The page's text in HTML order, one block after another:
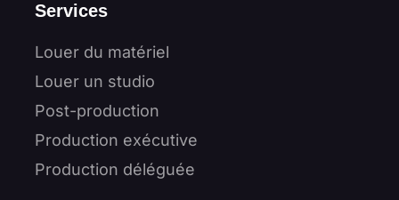
Services
Louer du matériel
Louer un studio
Post-production
Production exécutive
Production déléguée